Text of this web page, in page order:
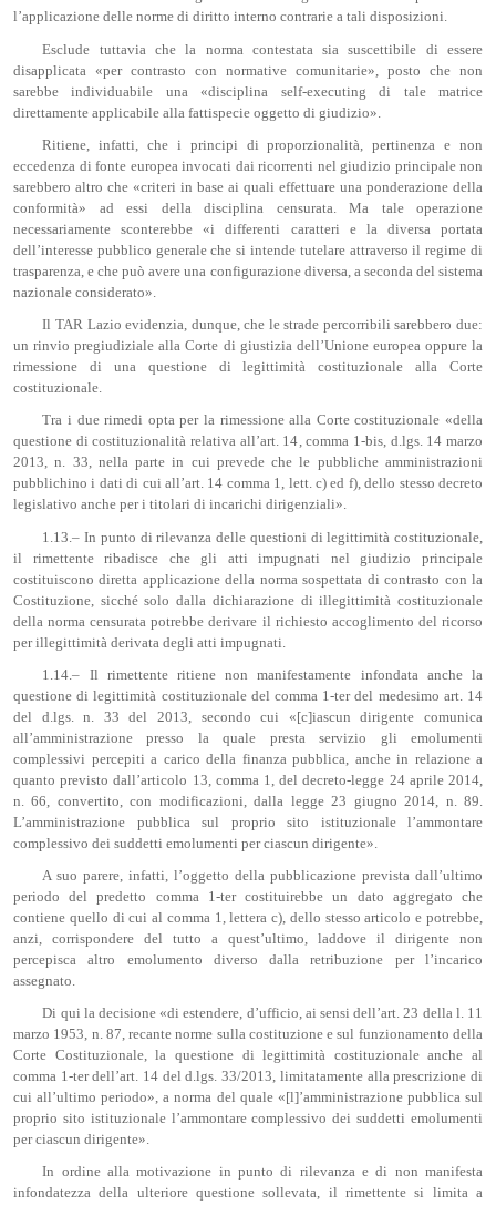
l’applicazione delle norme di diritto interno contrarie a tali disposizioni.
Esclude tuttavia che la norma contestata sia suscettibile di essere
disapplicata «per contrasto con normative comunitarie», posto che non
sarebbe individuabile una «disciplina self-executing di tale matrice
direttamente applicabile alla fattispecie oggetto di giudizio».
Ritiene, infatti, che i principi di proporzionalità, pertinenza e non
eccedenza di fonte europea invocati dai ricorrenti nel giudizio principale non
sarebbero altro che «criteri in base ai quali effettuare una ponderazione della
conformità» ad essi della disciplina censurata. Ma tale operazione
necessariamente sconterebbe «i differenti caratteri e la diversa portata
dell’interesse pubblico generale che si intende tutelare attraverso il regime di
trasparenza, e che può avere una configurazione diversa, a seconda del sistema
nazionale considerato».
Il TAR Lazio evidenzia, dunque, che le strade percorribili sarebbero due:
un rinvio pregiudiziale alla Corte di giustizia dell’Unione europea oppure la
rimessione di una questione di legittimità costituzionale alla Corte
costituzionale.
Tra i due rimedi opta per la rimessione alla Corte costituzionale «della
questione di costituzionalità relativa all’art. 14, comma 1-bis, d.lgs. 14 marzo
2013, n. 33, nella parte in cui prevede che le pubbliche amministrazioni
pubblichino i dati di cui all’art. 14 comma 1, lett. c) ed f), dello stesso decreto
legislativo anche per i titolari di incarichi dirigenziali».
1.13.– In punto di rilevanza delle questioni di legittimità costituzionale,
il rimettente ribadisce che gli atti impugnati nel giudizio principale
costituiscono diretta applicazione della norma sospettata di contrasto con la
Costituzione, sicché solo dalla dichiarazione di illegittimità costituzionale
della norma censurata potrebbe derivare il richiesto accoglimento del ricorso
per illegittimità derivata degli atti impugnati.
1.14.– Il rimettente ritiene non manifestamente infondata anche la
questione di legittimità costituzionale del comma 1-ter del medesimo art. 14
del d.lgs. n. 33 del 2013, secondo cui «[c]iascun dirigente comunica
all’amministrazione presso la quale presta servizio gli emolumenti
complessivi percepiti a carico della finanza pubblica, anche in relazione a
quanto previsto dall’articolo 13, comma 1, del decreto-legge 24 aprile 2014,
n. 66, convertito, con modificazioni, dalla legge 23 giugno 2014, n. 89.
L’amministrazione pubblica sul proprio sito istituzionale l’ammontare
complessivo dei suddetti emolumenti per ciascun dirigente».
A suo parere, infatti, l’oggetto della pubblicazione prevista dall’ultimo
periodo del predetto comma 1-ter costituirebbe un dato aggregato che
contiene quello di cui al comma 1, lettera c), dello stesso articolo e potrebbe,
anzi, corrispondere del tutto a quest’ultimo, laddove il dirigente non
percepisca altro emolumento diverso dalla retribuzione per l’incarico
assegnato.
Di qui la decisione «di estendere, d’ufficio, ai sensi dell’art. 23 della l. 11
marzo 1953, n. 87, recante norme sulla costituzione e sul funzionamento della
Corte Costituzionale, la questione di legittimità costituzionale anche al
comma 1-ter dell’art. 14 del d.lgs. 33/2013, limitatamente alla prescrizione di
cui all’ultimo periodo», a norma del quale «[l]’amministrazione pubblica sul
proprio sito istituzionale l’ammontare complessivo dei suddetti emolumenti
per ciascun dirigente».
In ordine alla motivazione in punto di rilevanza e di non manifesta
infondatezza della ulteriore questione sollevata, il rimettente si limita a